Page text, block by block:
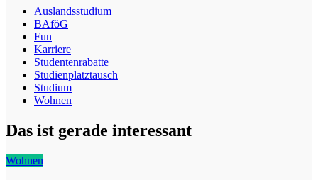
Auslandsstudium
BAföG
Fun
Karriere
Studentenrabatte
Studienplatztausch
Studium
Wohnen
Das ist gerade interessant
Wohnen